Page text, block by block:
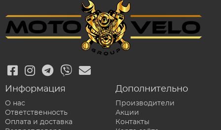
Информация
О нас
Ответственность
Оплата и доставка
Дополнительно
Производители
Акции
Контакты